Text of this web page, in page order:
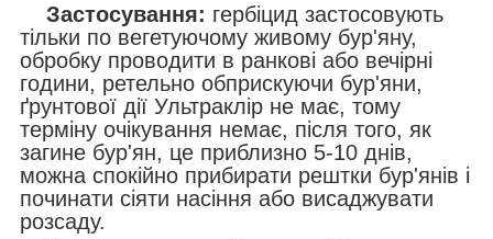
Застосування: гербіцид застосовують
тільки по вегетуючому живому бур'яну,
обробку проводити в ранкові або вечірні
години, ретельно обприскуючи бур'яни,
ґрунтової дії Ультраклір не має, тому
терміну очікування немає, після того, як
загине бур'ян, це приблизно 5-10 днів,
можна спокійно прибирати рештки бур'янів і
починати сіяти насіння або висаджувати
розсаду.